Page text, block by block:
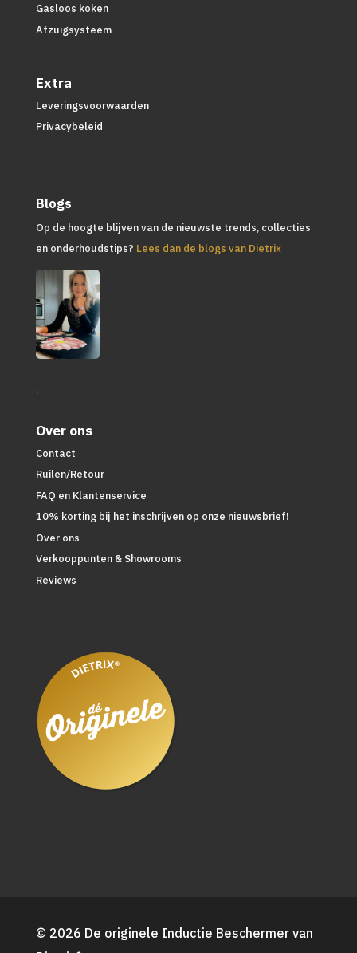
Gasloos koken
Afzuigsysteem
Extra
Leveringsvoorwaarden
Privacybeleid
Blogs
Op de hoogte blijven van de nieuwste trends, collecties
en onderhoudstips? Lees dan de blogs van Dietrix
.
Over ons
Contact
Ruilen/Retour
FAQ en Klantenservice
10% korting bij het inschrijven op onze nieuwsbrief!
Over ons
Verkooppunten & Showrooms
Reviews
© 2026 De originele Inductie Beschermer van